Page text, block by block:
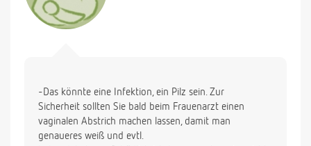
-Das könnte eine Infektion, ein Pilz sein. Zur
Sicherheit sollten Sie bald beim Frauenarzt einen
vaginalen Abstrich machen lassen, damit man
genaueres weiß und evtl.